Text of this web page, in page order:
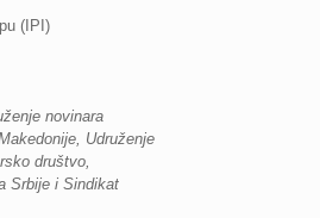
(IPI)
novinara
Udruženje
društvo,
Srbije i Sindikat